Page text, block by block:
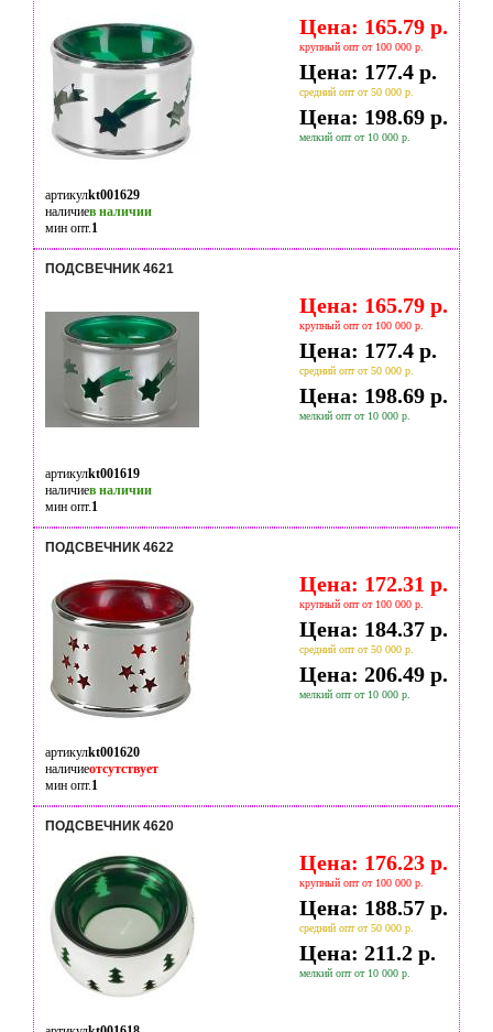
Цена: 165.79 р.
крупный опт от 100 000 р.
Цена: 177.4 р.
средний опт от 50 000 р.
Цена: 198.69 р.
мелкий опт от 10 000 р.
артикулkt001629
наличиев наличии
мин опт.1
ПОДСВЕЧНИК 4621
Цена: 165.79 р.
крупный опт от 100 000 р.
Цена: 177.4 р.
средний опт от 50 000 р.
Цена: 198.69 р.
мелкий опт от 10 000 р.
артикулkt001619
наличиев наличии
мин опт.1
ПОДСВЕЧНИК 4622
Цена: 172.31 р.
крупный опт от 100 000 р.
Цена: 184.37 р.
средний опт от 50 000 р.
Цена: 206.49 р.
мелкий опт от 10 000 р.
артикулkt001620
наличиеотсутствует
мин опт.1
ПОДСВЕЧНИК 4620
Цена: 176.23 р.
крупный опт от 100 000 р.
Цена: 188.57 р.
средний опт от 50 000 р.
Цена: 211.2 р.
мелкий опт от 10 000 р.